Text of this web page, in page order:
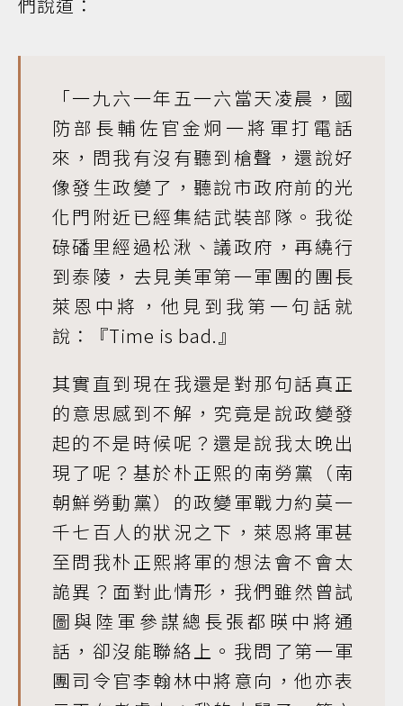
「一九六一年五一六當天凌晨，國
防部長輔佐官金炯一將軍打電話
來，問我有沒有聽到槍聲，還說好
像發生政變了，聽說市政府前的光
化門附近已經集結武裝部隊。我從
碌磻里經過松湫、議政府，再繞行
到泰陵，去見美軍第一軍團的團長
萊恩中將，他見到我第一句話就
說：『Time is bad.』
其實直到現在我還是對那句話真正
的意思感到不解，究竟是說政變發
起的不是時候呢？還是說我太晚出
現了呢？基於朴正熙的南勞黨（南
朝鮮勞動黨）的政變軍戰力約莫一
千七百人的狀況之下，萊恩將軍甚
至問我朴正熙將軍的想法會不會太
詭異？面對此情形，我們雖然曾試
圖與陸軍參謀總長張都暎中將通
話，卻沒能聯絡上。我問了第一軍
團司令官李翰林中將意向，他亦表